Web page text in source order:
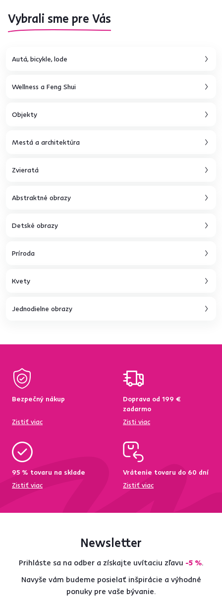
Vybrali sme pre Vás
Autá, bicykle, lode
Wellness a Feng Shui
Objekty
Mestá a architektúra
Zvieratá
Abstraktné obrazy
Detské obrazy
Príroda
Kvety
Jednodielne obrazy
Bezpečný nákup
Zistiť viac
Doprava od 199 €
zadarmo
Zisti viac
95 % tovaru na sklade
Zistiť viac
Vrátenie tovaru do 60 dní
Zistiť viac
Newsletter
Prihláste sa na odber a získajte uvítaciu zľavu -5 %.
Navyše vám budeme posielať inšpirácie a výhodné
ponuky pre vaše bývanie.